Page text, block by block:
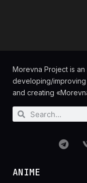
Morevna Project is
developing/
and creating
ANIME